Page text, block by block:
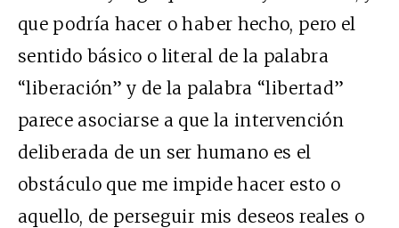
que podría hacer o haber hecho, pero el
sentido básico o literal de la palabra
“liberación” y de la palabra “libertad”
parece asociarse a que la intervención
deliberada de un ser humano es el
obstáculo que me impide hacer esto o
aquello, de perseguir mis deseos reales o